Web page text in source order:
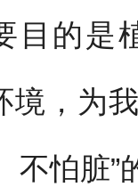
目的是
境，为
不怕脏